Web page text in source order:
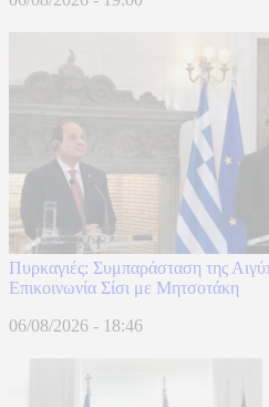
Πυρκαγιές: Συμπαράσταση της
Επικοινωνία Σίσι με Μητσοτάκη
06/08/2026 - 18:46